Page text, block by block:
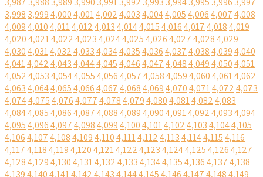
3,998 3,9994,0004,0014,0024,0034,0044,0054,0064,0074,008
4,0094,0104,0114,0124,0134,0144,0154,0164,0174,0184,019
4,0204,0214,0224,0234,0244,0254,0264,0274,0284,029
4,0304,0314,0324,0334,0344,0354,0364,0374,0384,0394,040
4,0414,0424,0434,0444,0454,0464,0474,0484,0494,0504,051
4,0524,0534,0544,0554,0564,0574,0584,0594,0604,0614,062
4,0634,0644,0654,0664,0674,0684,0694,0704,0714,0724,073
4,0744,0754,0764,0774,0784,0794,0804,0814,0824,083
4,0844,0854,0864,0874,0884,0894,0904,0914,0924,0934,094
4,0954,0964,0974,0984,0994,1004,1014,1024,1034,1044,105
4,1064,1074,1084,1094,1104,1114,1124,1134,1144,1154,116
4,1174,1184,1194,1204,1214,1224,1234,1244,1254,1264,127
4,1284,1294,1304,1314,1324,1334,1344,1354,1364,1374,138